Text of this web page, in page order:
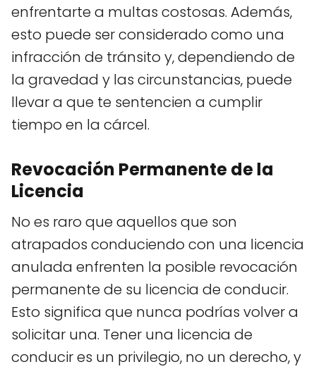
enfrentarte a multas costosas. Además,
esto puede ser considerado como una
infracción de tránsito y, dependiendo de
la gravedad y las circunstancias, puede
llevar a que te sentencien a cumplir
tiempo en la cárcel.
Revocación Permanente de la
Licencia
No es raro que aquellos que son
atrapados conduciendo con una licencia
anulada enfrenten la posible revocación
permanente de su licencia de conducir.
Esto significa que nunca podrías volver a
solicitar una. Tener una licencia de
conducir es un privilegio, no un derecho, y